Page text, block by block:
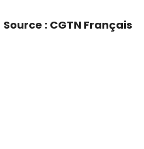
Source : CGTN Français